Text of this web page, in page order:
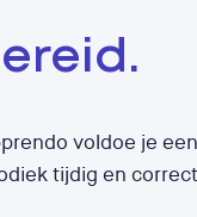
voldoe je
tijdig en